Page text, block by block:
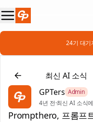
📣 24기 대
📰최신 AI 소식
GPTers Admin
4년 전·최신 AI 소식
Prompthero, 프롬프